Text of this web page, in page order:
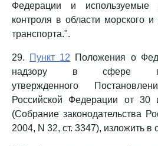
Федерации и используемые
контроля в области морского и
транспорта.".
29. Пункт 12 Положения о
надзору в сфере
утвержденного
Российской Федерации от
(Собрание законодательства
2004, N 32, ст. 3347), изложить